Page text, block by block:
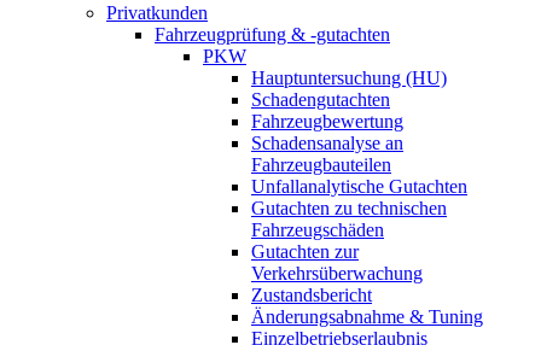
Privatkunden
Fahrzeugprüfung & -gutachten
PKW
Hauptuntersuchung (HU)
Schadengutachten
Fahrzeugbewertung
Schadensanalyse an
Fahrzeugbauteilen
Unfallanalytische Gutachten
Gutachten zu technischen
Fahrzeugschäden
Gutachten zur
Verkehrsüberwachung
Zustandsbericht
Änderungsabnahme & Tuning
Einzelbetriebserlaubnis